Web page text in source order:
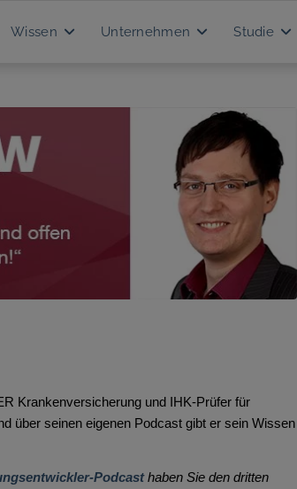
Wissen Unternehmen Studie
Krankenversicherung und IHK-Prüfer für
über seinen eigenen Podcast gibt er sein Wissen
Podcasthaben Sie den dritten